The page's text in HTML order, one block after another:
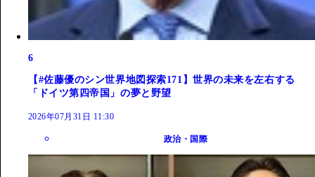
6
【#佐藤優のシン世界地図探索171】世界の未来を左右する
「ドイツ第四帝国」の夢と野望
2026年07月31日 11:30
政治・国際